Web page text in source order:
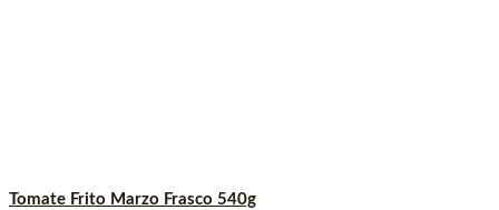
Tomate Frito Marzo Frasco 540g